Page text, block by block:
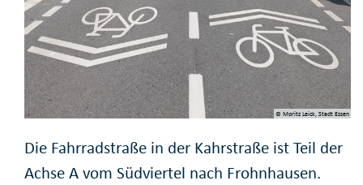
© Moritz Leick, Stadt Essen
Die Fahrradstraße in der Kahrstraße ist Teil der
Achse A vom Südviertel nach Frohnhausen.